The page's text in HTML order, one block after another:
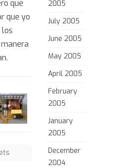
que
que yo
los
2005
July 2005
June 2005
May 2005
April 2005
February
2005
January
2005
December
2004